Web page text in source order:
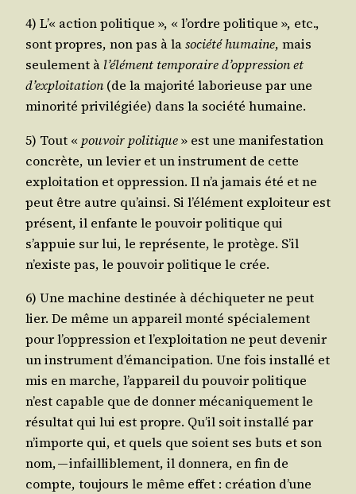
4) L’« action poli­tique », « l’ordre poli­tique », etc.,
sont propres, non pas à lasocié­té humaine, mais
seule­ment à l’élément tem­po­raire d’oppression et
d’exploitation (de la majo­ri­té labo­rieuse par une
mino­ri­té pri­vi­lé­giée) dans la socié­té humaine.
5) Tout « pou­voir poli­tique» est une mani­fes­ta­tion
concrète, un levier et un ins­tru­ment de cette
exploi­ta­tion et oppres­sion. Il n’a jamais été et ne
peut être autre qu’ainsi. Si l’élément exploi­teur est
pré­sent, il enfante le pou­voir poli­tique qui
s’appuie sur lui, le repré­sente, le pro­tège. S’il
n’existe pas, le pou­voir poli­tique le crée.
6) Une machine des­ti­née à déchi­que­ter ne peut
lier. De même un appa­reil mon­té spé­cia­le­ment
pour l’oppression et l’exploitation ne peut deve­nir
un ins­tru­ment d’émanci­pation. Une fois ins­tal­lé et
mis en marche, l’appareil du pou­voir poli­tique
n’est capable que de don­ner méca­ni­que­ment le
résul­tat qui lui est propre. Qu’il soit ins­tal­lé par
n’importe qui, et quels que soient ses buts et son
nom, — infailli­ble­ment, il don­ne­ra, en fin de
compte, tou­jours le même effet : créa­tion d’une